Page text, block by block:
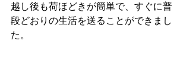
越し後も荷ほどきが簡単で、すぐに普
段どおりの生活を送ることができまし
た。